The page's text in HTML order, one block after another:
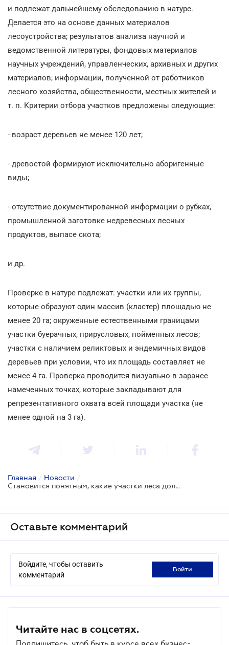
и подлежат дальнейшему обследованию в натуре.
Делается это на основе данных материалов
лесоустройства; результатов анализа научной и
ведомственной литературы, фондовых материалов
научных учреждений, управленческих, архивных и других
материалов; информации, полученной от работников
лесного хозяйства, общественности, местных жителей и
т. п. Критерии отбора участков предложены следующие:
- возраст деревьев не менее 120 лет;
- древостой формируют исключительно аборигенные
виды;
- отсутствие документированной информации о рубках,
промышленной заготовке недревесных лесных
продуктов, выпасе скота;
и др.
Проверке в натуре подлежат: участки или их группы,
которые образуют один массив (кластер) площадью не
менее 20 га; окруженные естественными границами
участки буерачных, прирусловых, пойменных лесов;
участки с наличием реликтовых и эндемичных видов
деревьев при условии, что их площадь составляет не
менее 4 га. Проверка проводится визуально в заранее
намеченных точках, которые закладывают для
репрезентативного охвата всей площади участка (не
менее одной на 3 га).
Главная / Новости /
Становится понятным, какие участки леса должен охранять существующий Закон
Оставьте комментарий
Войдите, чтобы оставить
комментарий
войти
Читайте нас в соцсетях.
Подпишитесь, чтоб быть в курсе всех бизнес-